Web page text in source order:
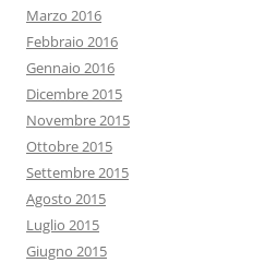
Marzo 2016
Febbraio 2016
Gennaio 2016
Dicembre 2015
Novembre 2015
Ottobre 2015
Settembre 2015
Agosto 2015
Luglio 2015
Giugno 2015